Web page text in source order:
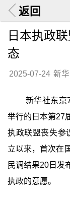
返回
日本执政
态
2025-07-24 新华
新华社东京
举行的日本第27
执政联盟丧失参
立以来，首次在
民调结果20日发
执政的意愿。